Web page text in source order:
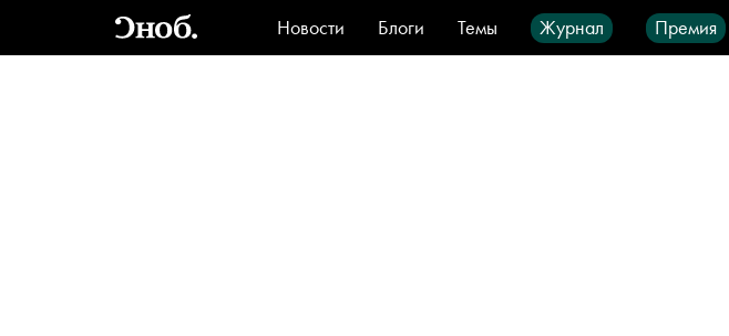
Новости Блоги Темы Журнал Премия
Стиль
Видео Город IT-продукты